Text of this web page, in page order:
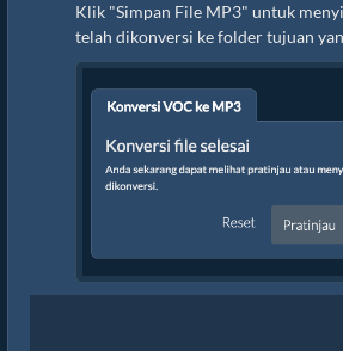
Klik "Simpan File MP3" untuk
telah dikonversi ke folder tujuan